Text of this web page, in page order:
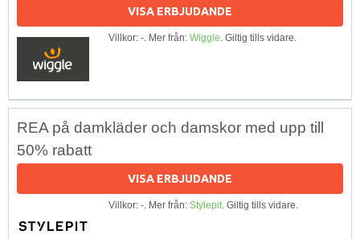
VISA ERBJUDANDE
Villkor: -. Mer från: Wiggle. Giltig tills vidare.
REA på damkläder och damskor med upp till
50% rabatt
VISA ERBJUDANDE
Villkor: -. Mer från: Stylepit. Giltig tills vidare.